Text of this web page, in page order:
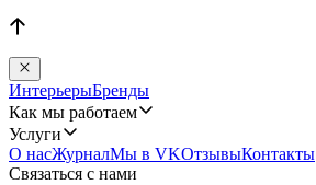
ИнтерьерыБренды
Как мы работаем
Услуги
О насЖурналМы в VKОтзывыКонтакты
Связаться с нами